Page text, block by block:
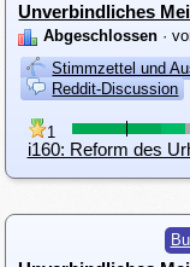
Unverbindliches
Abgeschlossen ·
Stimmzettel und
Reddit-Discussion
1
i160: Reform des